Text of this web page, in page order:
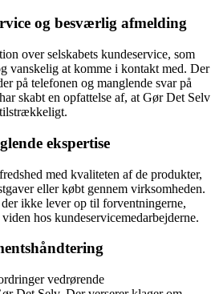
og besværlig afmelding
over selskabets kundeservice, som
vanskelig at komme i kontakt med. Der
på telefonen og manglende svar på
skabt en opfattelse af, at Gør Det Selv
ekspertise
med kvaliteten af de produkter,
eller købt gennem virksomheden.
ikke lever op til forventningerne,
hos kundeservicemedarbejderne.
vedrørende